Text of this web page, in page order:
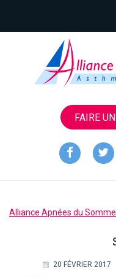
FAIRE
Alliance Apnées du
20 FÉVRIER 2017